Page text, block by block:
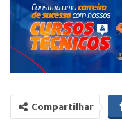
Compartilhar